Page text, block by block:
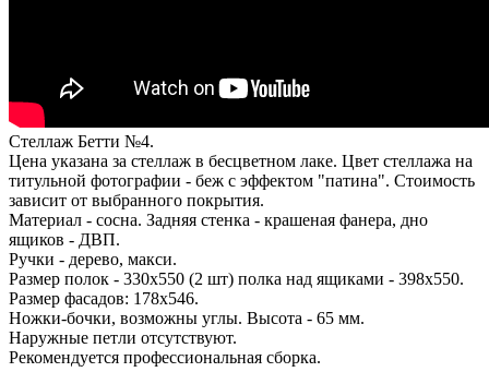
Стеллаж Бетти №4.
Цена указана за стеллаж в бесцветном лаке. Цвет стеллажа на
титульной фотографии - беж с эффектом "патина". Стоимость
зависит от выбранного покрытия.
Материал - сосна. Задняя стенка - крашеная фанера, дно
ящиков - ДВП.
Ручки - дерево, макси.
Размер полок - 330х550 (2 шт) полка над ящиками - 398х550.
Размер фасадов: 178х546.
Ножки-бочки, возможны углы. Высота - 65 мм.
Наружные петли отсутствуют.
Рекомендуется профессиональная сборка.